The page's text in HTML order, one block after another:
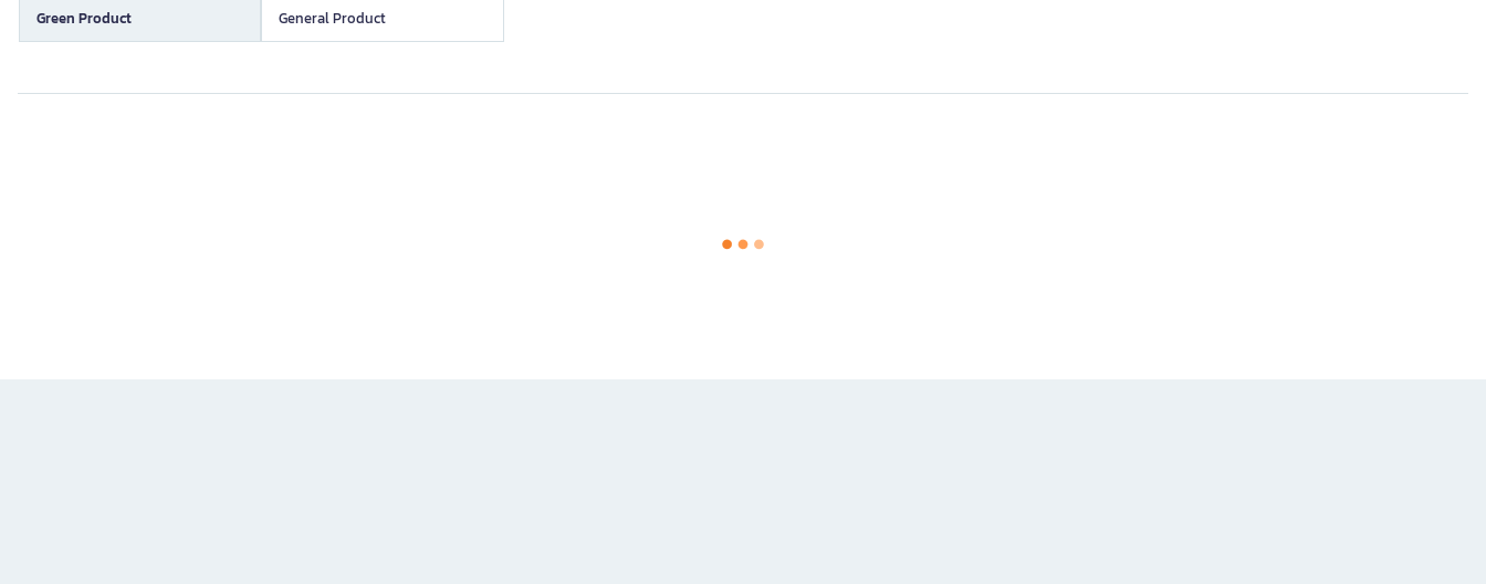
Green Product General Product